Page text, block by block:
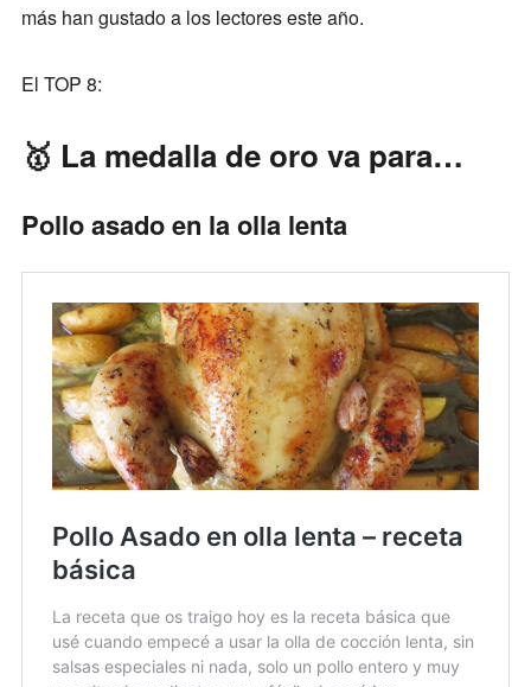
más han gustado a los lectores este año.
El TOP 8:
🥇 La medalla de oro va para…
Pollo asado en la olla lenta